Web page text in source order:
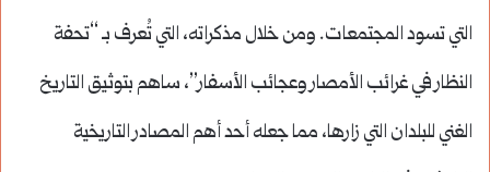
التي تسود المجتمعات. ومن خلال مذكراته، التي تُعرف بـ “تحفة
النظار في غرائب الأمصار وعجائب الأسفار”، ساهم بتوثيق التاريخ
الغني للبلدان التي زارها، مما جعله أحد أهم المصادر التاريخية